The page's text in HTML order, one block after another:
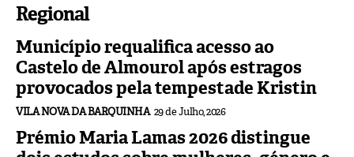
Regional
Município requalifica acesso ao
Castelo de Almourol após estragos
provocados pela tempestade Kristin
VILA NOVA DA BARQUINHA 29 de Julho, 2026
Prémio Maria Lamas 2026 distingue